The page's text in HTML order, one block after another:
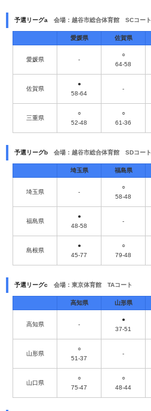
予選リーグa 会場：越谷市総合体育館 SCコート
愛媛県 佐賀県
愛媛県 -
○
64-58
佐賀県
●
58-64
-
三重県
○
52-48
○
61-36
予選リーグb 会場：越谷市総合体育館 SDコート
埼玉県 福島県
埼玉県 -
○
58-48
福島県
●
48-58
-
島根県
●
45-77
○
79-48
予選リーグc 会場：東京体育館 TAコート
高知県 山形県
高知県 -
●
37-51
山形県
○
51-37
-
山口県
○
75-47
○
48-44